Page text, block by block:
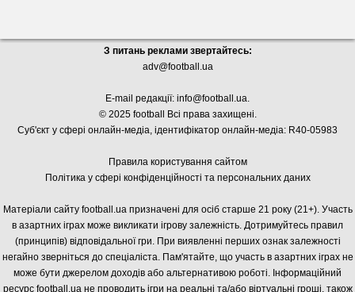
З питань реклами звертайтесь:
adv@football.ua
E-mail редакції: info@football.ua.
© 2025 football Всі права захищені.
Суб'єкт у сфері онлайн-медіа, ідентифікатор онлайн-медіа: R40-05983
Правила користування сайтом
Політика у сфері конфіденційності та персональних даних
Матеріали сайту football.ua призначені для осіб старше 21 року (21+). Участь
в азартних іграх може викликати ігрову залежність. Дотримуйтесь правил
(принципів) відповідальної гри. При виявленні перших ознак залежності
негайно зверніться до спеціаліста. Пам'ятайте, що участь в азартних іграх не
може бути джерелом доходів або альтернативою роботі. Інформаційний
ресурс football.ua не проводить ігри на реальні та/або віртуальні гроші, також